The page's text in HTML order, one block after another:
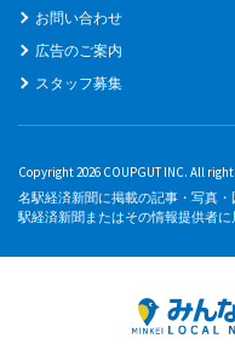
お問い合わせ
広告のご案内
スタッフ募集
Copyright 2026 COUPGUT INC. All
名駅経済新聞に掲載の記事・写真
駅経済新聞またはその情報提供者に